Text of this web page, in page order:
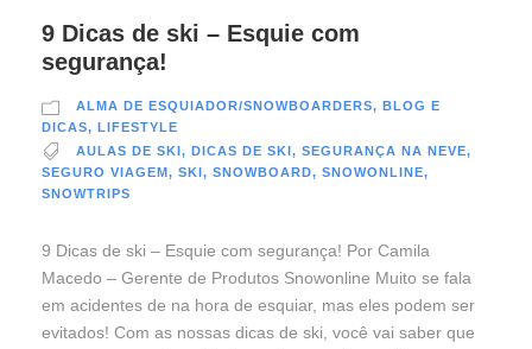
9 Dicas de ski – Esquie com
segurança!
ALMA DE ESQUIADOR/SNOWBOARDERS, BLOG E
DICAS, LIFESTYLE
AULAS DE SKI, DICAS DE SKI, SEGURANÇA NA NEVE,
SEGURO VIAGEM, SKI, SNOWBOARD, SNOWONLINE,
SNOWTRIPS
9 Dicas de ski – Esquie com segurança! Por Camila
Macedo – Gerente de Produtos Snowonline Muito se fala
em acidentes de na hora de esquiar, mas eles podem ser
evitados! Com as nossas dicas de ski, você vai saber que